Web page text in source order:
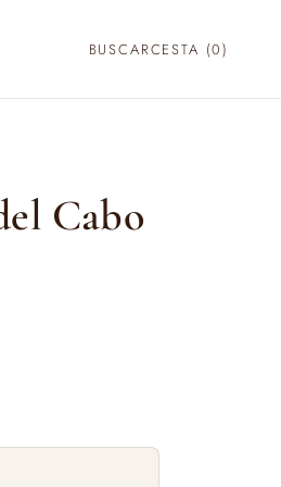
BUSCARCESTA (0)
Cabo